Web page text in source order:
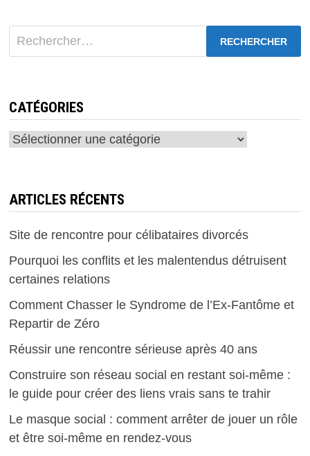
Rechercher :
CATÉGORIES
Catégories
ARTICLES RÉCENTS
Site de rencontre pour célibataires divorcés
Pourquoi les conflits et les malentendus détruisent
certaines relations
Comment Chasser le Syndrome de l’Ex-Fantôme et
Repartir de Zéro
Réussir une rencontre sérieuse après 40 ans
Construire son réseau social en restant soi-même :
le guide pour créer des liens vrais sans te trahir
Le masque social : comment arrêter de jouer un rôle
et être soi-même en rendez-vous